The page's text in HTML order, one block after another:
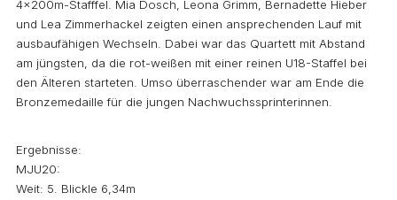
4x200m-Stafffel. Mia Dosch, Leona Grimm, Bernadette Hieber
und Lea Zimmerhackel zeigten einen ansprechenden Lauf mit
ausbaufähigen Wechseln. Dabei war das Quartett mit Abstand
am jüngsten, da die rot-weißen mit einer reinen U18-Staffel bei
den Älteren starteten. Umso überraschender war am Ende die
Bronzemedaille für die jungen Nachwuchssprinterinnen.
Ergebnisse:
MJU20:
Weit: 5. Blickle 6,34m